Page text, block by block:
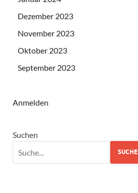
Dezember 2023
November 2023
Oktober 2023
September 2023
Anmelden
Suchen
SUCHE